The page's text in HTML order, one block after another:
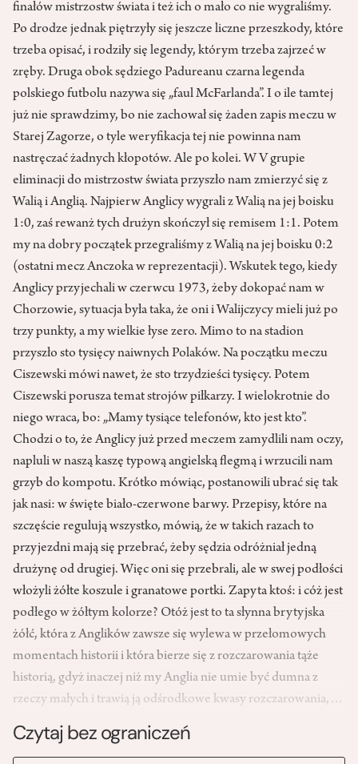
finałów mistrzostw świata i też ich o mało co nie wygraliśmy.
Po drodze jednak piętrzyły się jeszcze liczne przeszkody, które
trzeba opisać, i rodziły się legendy, którym trzeba zajrzeć w
zręby. Druga obok sędziego Padureanu czarna legenda
polskiego futbolu nazywa się „faul McFarlanda”. I o ile tamtej
już nie sprawdzimy, bo nie zachował się żaden zapis meczu w
Starej Zagorze, o tyle weryfikacja tej nie powinna nam
nastręczać żadnych kłopotów. Ale po kolei. W V grupie
eliminacji do mistrzostw świata przyszło nam zmierzyć się z
Walią i Anglią. Najpierw Anglicy wygrali z Walią na jej boisku
1:0, zaś rewanż tych drużyn skończył się remisem 1:1. Potem
my na dobry początek przegraliśmy z Walią na jej boisku 0:2
(ostatni mecz Anczoka w reprezentacji). Wskutek tego, kiedy
Anglicy przyjechali w czerwcu 1973, żeby dokopać nam w
Chorzowie, sytuacja była taka, że oni i Walijczycy mieli już po
trzy punkty, a my wielkie łyse zero. Mimo to na stadion
przyszło sto tysięcy naiwnych Polaków. Na początku meczu
Ciszewski mówi nawet, że sto trzydzieści tysięcy. Potem
Ciszewski porusza temat strojów piłkarzy. I wielokrotnie do
niego wraca, bo: „Mamy tysiące telefonów, kto jest kto”.
Chodzi o to, że Anglicy już przed meczem zamydlili nam oczy,
napluli w naszą kaszę typową angielską flegmą i wrzucili nam
grzyb do kompotu. Krótko mówiąc, postanowili ubrać się tak
jak nasi: w święte biało-czerwone barwy. Przepisy, które na
szczęście regulują wszystko, mówią, że w takich razach to
przyjezdni mają się przebrać, żeby sędzia odróżniał jedną
drużynę od drugiej. Więc oni się przebrali, ale w swej podłości
włożyli żółte koszule i granatowe portki. Zapyta ktoś: i cóż jest
podłego w żółtym kolorze? Otóż jest to ta słynna brytyjska
żółć, która z Anglików zawsze się wylewa w przełomowych
momentach historii i która bierze się z rozczarowania tąże
historią, gdyż inaczej niż my Anglia nie umie być dumna z
rzeczy małych i trawią ją odśrodkowe kwasy rozczarowania,…
Czytaj bez ograniczeń